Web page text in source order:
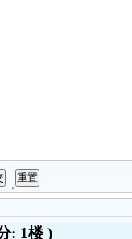
: 1楼)